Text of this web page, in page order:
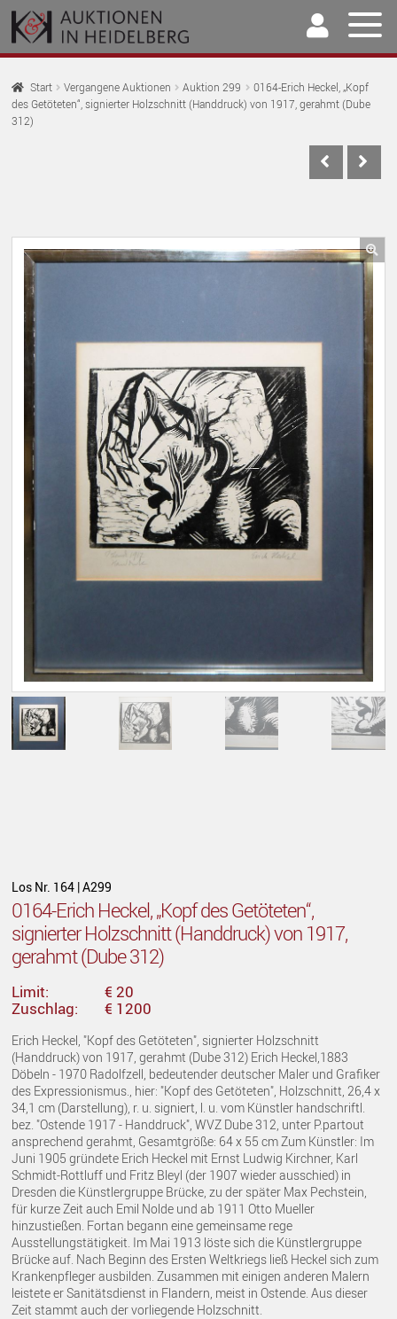
Zur
Navigation
springen
Springe
zum
Inhalt
Home
Auktionen
Unser Team
Kontakt
Start Vergangene Auktionen Auktion 299
0164-Erich Heckel, „Kopf
des Getöteten“, signierter Holzschnitt (Handdruck) von 1917, gerahmt (Dube
312)
🔍
Los Nr. 164 | A299
0164-Erich Heckel, „Kopf des Getöteten“,
signierter Holzschnitt (Handdruck) von 1917,
gerahmt (Dube 312)
Limit:
€ 20
Zuschlag:
€ 1200
Erich Heckel, "Kopf des Getöteten", signierter Holzschnitt
(Handdruck) von 1917, gerahmt (Dube 312) Erich Heckel,1883
Döbeln - 1970 Radolfzell, bedeutender deutscher Maler und Grafiker
des Expressionismus., hier: "Kopf des Getöteten", Holzschnitt, 26,4 x
34,1 cm (Darstellung), r. u. signiert, l. u. vom Künstler handschriftl.
bez. "Ostende 1917 - Handdruck", WVZ Dube 312, unter P.partout
ansprechend gerahmt, Gesamtgröße: 64 x 55 cm Zum Künstler: Im
Juni 1905 gründete Erich Heckel mit Ernst Ludwig Kirchner, Karl
Schmidt-Rottluff und Fritz Bleyl (der 1907 wieder ausschied) in
Dresden die Künstlergruppe Brücke, zu der später Max Pechstein,
für kurze Zeit auch Emil Nolde und ab 1911 Otto Mueller
hinzustießen. Fortan begann eine gemeinsame rege
Ausstellungstätigkeit. Im Mai 1913 löste sich die Künstlergruppe
Brücke auf. Nach Beginn des Ersten Weltkriegs ließ Heckel sich zum
Krankenpfleger ausbilden. Zusammen mit einigen anderen Malern
leistete er Sanitätsdienst in Flandern, meist in Ostende. Aus dieser
Zeit stammt auch der vorliegende Holzschnitt.